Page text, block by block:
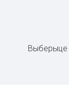
Выберыце